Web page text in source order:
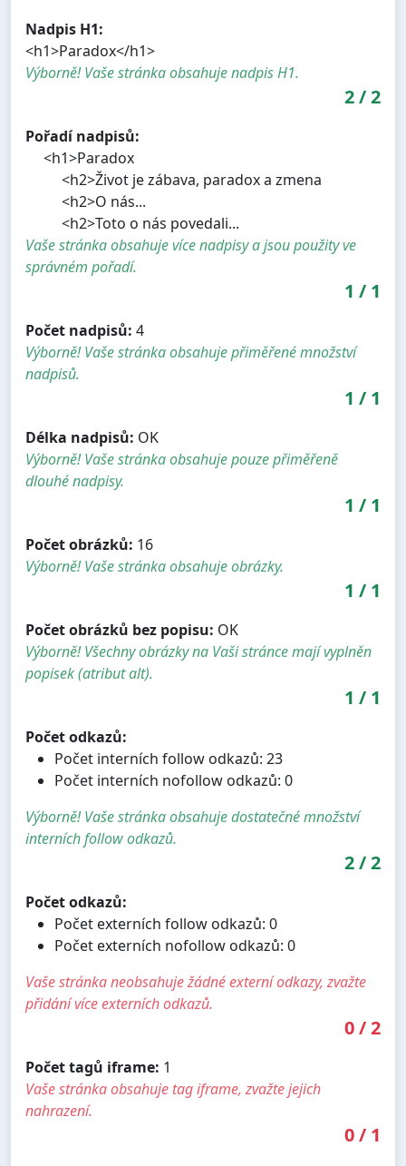
Nadpis H1:
<h1>Paradox</h1>
Výborně! Vaše stránka obsahuje nadpis H1.
2/2
Pořadí nadpisů:
<h1>Paradox
<h2>Život je zábava, paradox a zmena
<h2>O nás...
<h2>Toto o nás povedali...
Vaše stránka obsahuje více nadpisy a jsou použity ve
správném pořadí.
1 / 1
Počet nadpisů: 4
Výborně! Vaše stránka obsahuje přiměřené množství
nadpisů.
1 / 1
Délka nadpisů: OK
Výborně! Vaše stránka obsahuje pouze přiměřeně
dlouhé nadpisy.
1 / 1
Počet obrázků: 16
Výborně! Vaše stránka obsahuje obrázky.
1 / 1
Počet obrázků bez popisu: OK
Výborně! Všechny obrázky na Vaši stránce mají vyplněn
popisek (atribut alt).
1 / 1
Počet odkazů:
Počet interních follow odkazů: 23
Počet interních nofollow odkazů: 0
Výborně! Vaše stránka obsahuje dostatečné množství
interních follow odkazů.
2/2
Počet odkazů:
Počet externích follow odkazů: 0
Počet externích nofollow odkazů: 0
Vaše stránka neobsahuje žádné externí odkazy, zvažte
přidání více externích odkazů.
0/2
Počet tagů iframe: 1
Vaše stránka obsahuje tag iframe, zvažte jejich
nahrazení.
0/ 1